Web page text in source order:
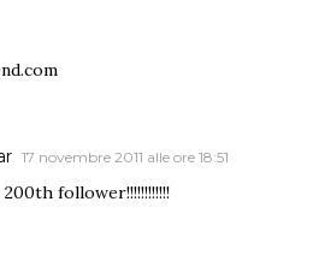
17 novembre 2011 alle ore 18:51
follower!!!!!!!!!!!!